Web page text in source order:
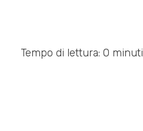
Tempo di lettura: 0 minuti